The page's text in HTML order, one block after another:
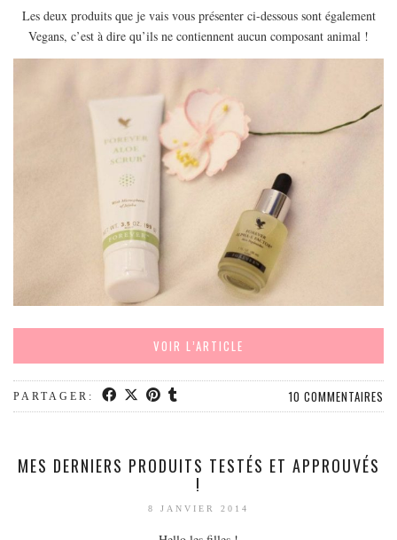
GRÈCE
PAYS BAS
RÉPUBLIQUE TCHÈQUE
AUSTRALIE
ARTICLES PRATIQUES
MON PROGRAMME DE YOGA EN LIGNE
AUTRES CATÉGORIES
MODE
DIVERSES BOX
DIY
ME CONTACTER
Les deux produits que je vais vous présenter ci-dessous sont également
Vegans, c’est à dire qu’ils ne contiennent aucun composant animal !
VOIR L’ARTICLE
PARTAGER: 10 COMMENTAIRES
MES DERNIERS PRODUITS TESTÉS ET APPROUVÉS
!
8 JANVIER 2014